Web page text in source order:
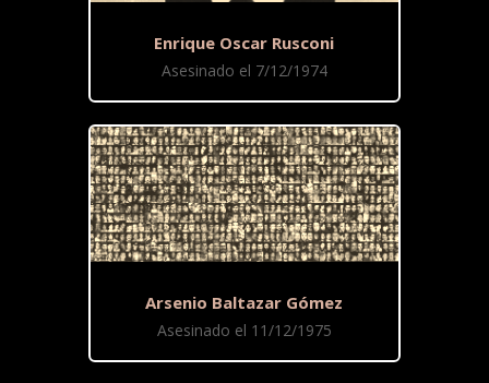
Enrique Oscar Rusconi
Asesinado el 7/12/1974
Arsenio Baltazar Gómez
Asesinado el 11/12/1975